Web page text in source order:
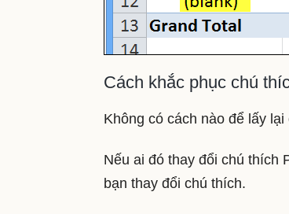
Cách khắc phục chú
Không có cách nào để lấy
Nếu ai đó thay đổi chú thích
bạn thay đổi chú thích.